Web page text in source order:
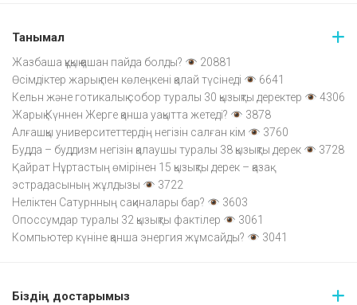
Танымал
Жазбаша құқық қашан пайда болды?
20881
Өсімдіктер жарық пен көлеңкені қалай түсінеді
6641
Кельн және готикалық собор туралы 30 қызықты деректер
4306
Жарық Күннен Жерге қанша уақытта жетеді?
3878
Алғашқы университеттердің негізін салған кім
3760
Будда – буддизм негізін қалаушы туралы 38 қызықты дерек
3728
Қайрат Нұртастың өмірінен 15 қызықты дерек – қазақ
эстрадасының жұлдызы
3722
Неліктен Сатурнның сақиналары бар?
3603
Опоссумдар туралы 32 қызықты фактілер
3061
Компьютер күніне қанша энергия жұмсайды?
3041
Біздің достарымыз